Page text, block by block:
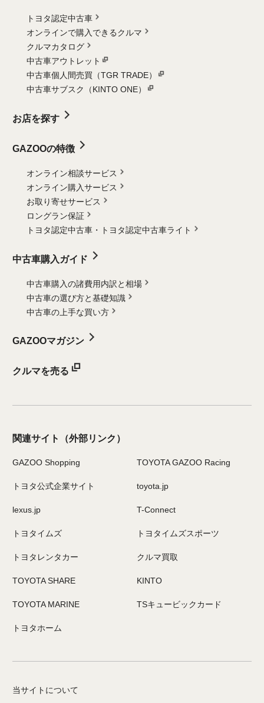
トヨタ認定中古車
オンラインで購入できるクルマ
クルマカタログ
中古車アウトレット
中古車個人間売買（TGR TRADE）
中古車サブスク（KINTO ONE）
お店を探す
GAZOOの特徴
オンライン相談サービス
オンライン購入サービス
お取り寄せサービス
ロングラン保証
トヨタ認定中古車・
トヨタ認定中古車ライト
中古車購入ガイド
中古車購入の諸費用内訳と相場
中古車の選び方と基礎知識
中古車の上手な買い方
GAZOOマガジン
クルマを売る
関連サイト （外部リンク）
GAZOO Shopping TOYOTA GAZOO Racing
トヨタ公式企業サイト toyota.jp
lexus.jp T-Connect
トヨタイムズ トヨタイムズスポーツ
トヨタレンタカー クルマ買取
TOYOTA SHARE KINTO
TOYOTA MARINE TSキュービックカード
トヨタホーム
当サイトについて